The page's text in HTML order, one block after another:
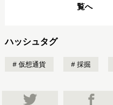
覧へ
ハッシュタグ
仮想通貨 採掘